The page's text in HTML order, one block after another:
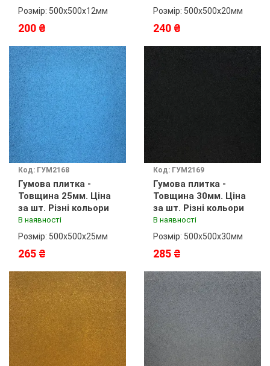
Розмір: 500х500х12мм
200 ₴
Розмір: 500х500х20мм
240 ₴
Код: ГУМ2168
Гумова плитка -
Товщина 25мм. Ціна
за шт. Різні кольори
В наявності
Розмір: 500х500х25мм
265 ₴
Код: ГУМ2169
Гумова плитка -
Товщина 30мм. Ціна
за шт. Різні кольори
В наявності
Розмір: 500х500х30мм
285 ₴